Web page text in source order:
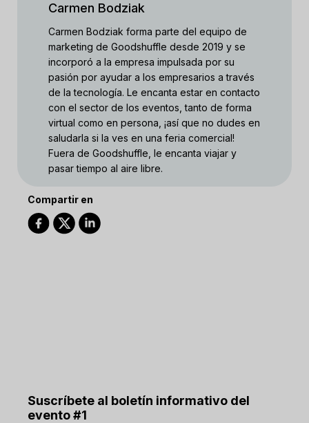
Carmen Bodziak
Carmen Bodziak forma parte del equipo de
marketing de Goodshuffle desde 2019 y se
incorporó a la empresa impulsada por su
pasión por ayudar a los empresarios a través
de la tecnología. Le encanta estar en contacto
con el sector de los eventos, tanto de forma
virtual como en persona, ¡así que no dudes en
saludarla si la ves en una feria comercial!
Fuera de Goodshuffle, le encanta viajar y
pasar tiempo al aire libre.
Compartir en
Suscríbete al boletín informativo del
evento #1